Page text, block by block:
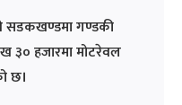
सडकखण्डमा गण्डकी
३० हजारमा मोटरेवल
छ।